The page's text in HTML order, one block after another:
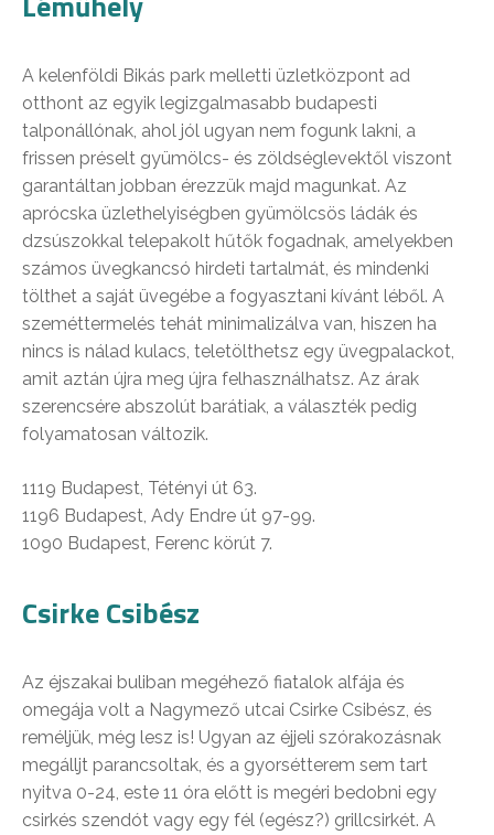
A kelenföldi Bikás park melletti üzletközpont ad
otthont az egyik legizgalmasabb budapesti
talponállónak, ahol jól ugyan nem fogunk lakni, a
frissen préselt gyümölcs- és zöldséglevektől viszont
garantáltan jobban érezzük majd magunkat. Az
aprócska üzlethelyiségben gyümölcsös ládák és
dzsúszokkal telepakolt hűtők fogadnak, amelyekben
számos üvegkancsó hirdeti tartalmát, és mindenki
tölthet a saját üvegébe a fogyasztani kívánt léből. A
szeméttermelés tehát minimalizálva van, hiszen ha
nincs is nálad kulacs, teletölthetsz egy üvegpalackot,
amit aztán újra meg újra felhasználhatsz. Az árak
szerencsére abszolút barátiak, a választék pedig
folyamatosan változik.
1119 Budapest, Tétényi út 63.
1196 Budapest, Ady Endre út 97-99.
1090 Budapest, Ferenc körút 7.
Csirke Csibész
Az éjszakai buliban megéhező fiatalok alfája és
omegája volt a Nagymező utcai Csirke Csibész, és
reméljük, még lesz is! Ugyan az éjjeli szórakozásnak
megálljt parancsoltak, és a gyorsétterem sem tart
nyitva 0-24, este 11 óra előtt is megéri bedobni egy
csirkés szendót vagy egy fél (egész?) grillcsirkét. A